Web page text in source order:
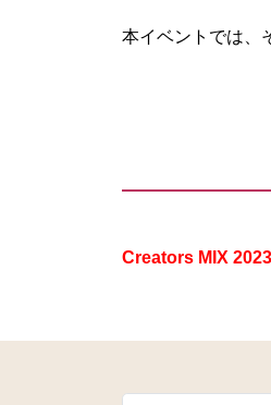
本イベントでは、
Creators MIX